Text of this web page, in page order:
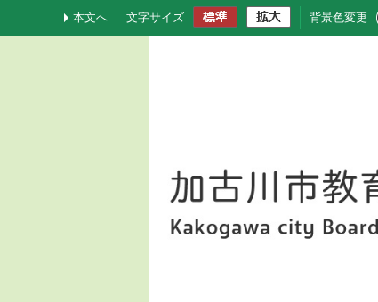
本文へ 文字サイズ 背景色変更